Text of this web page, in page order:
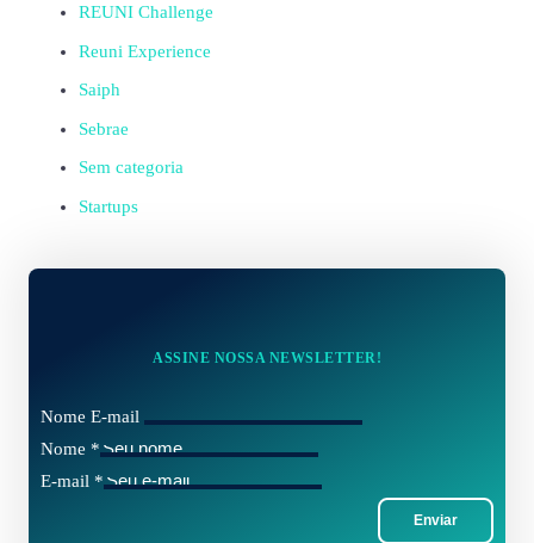
REUNI Challenge
Reuni Experience
Saiph
Sebrae
Sem categoria
Startups
ASSINE NOSSA NEWSLETTER!
Nome E-mail
Nome *
E-mail *
Enviar